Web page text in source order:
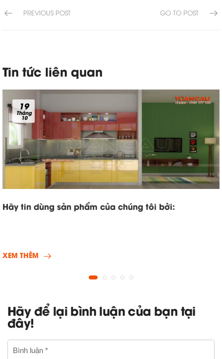
PREVIOUS POST GO TO POST
Tin tức liên quan
19
Tháng
10
Hãy tin dùng sản phẩm của chúng tôi bởi:
XEM THÊM
Hãy để lại bình luận của bạn tại
đây!